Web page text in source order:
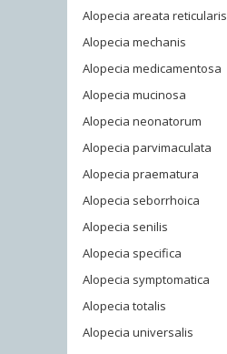
Alopecia areata reticularis
Alopecia mechanis
Alopecia medicamentosa
Alopecia mucinosa
Alopecia neonatorum
Alopecia parvimaculata
Alopecia praematura
Alopecia seborrhoica
Alopecia senilis
Alopecia specifica
Alopecia symptomatica
Alopecia totalis
Alopecia universalis